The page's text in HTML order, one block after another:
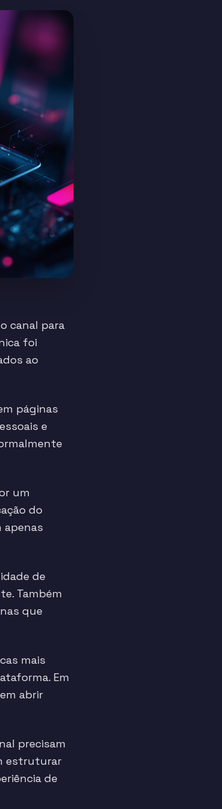
canal para
foi
ao
páginas
e
um
do
apenas
de
Também
que
mais
Em
abrir
precisam
estruturar
de